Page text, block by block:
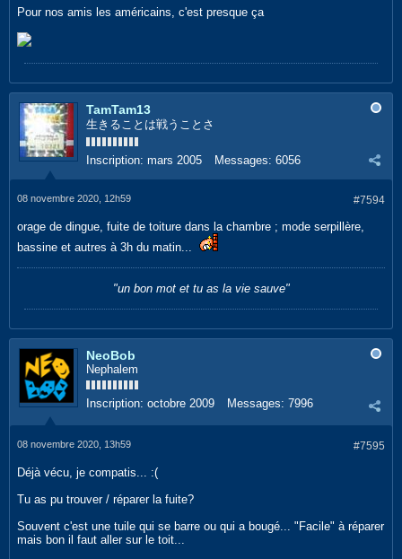
Pour nos amis les américains, c'est presque ça
TamTam13
生きることは戦うことさ
Inscription: mars 2005 Messages: 6056
#7594
08 novembre 2020, 12h59
orage de dingue, fuite de toiture dans la chambre ; mode serpillère,
bassine et autres à 3h du matin...
"un bon mot et tu as la vie sauve"
NeoBob
Nephalem
Inscription: octobre 2009 Messages: 7996
#7595
08 novembre 2020, 13h59
Déjà vécu, je compatis... :(
Tu as pu trouver / réparer la fuite?
Souvent c'est une tuile qui se barre ou qui a bougé... "Facile" à réparer
mais bon il faut aller sur le toit...